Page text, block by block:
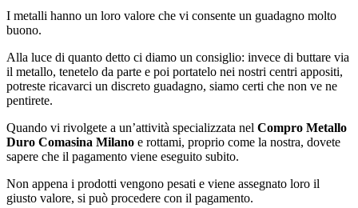
I metalli hanno un loro valore che vi consente un guadagno molto
buono.
Alla luce di quanto detto ci diamo un consiglio: invece di buttare via
il metallo, tenetelo da parte e poi portatelo nei nostri centri appositi,
potreste ricavarci un discreto guadagno, siamo certi che non ve ne
pentirete.
Quando vi rivolgete a un’attività specializzata nel Compro Metallo
Duro Comasina Milano e rottami, proprio come la nostra, dovete
sapere che il pagamento viene eseguito subito.
Non appena i prodotti vengono pesati e viene assegnato loro il
giusto valore, si può procedere con il pagamento.